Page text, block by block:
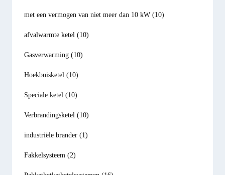
met een vermogen van niet meer dan 10 kW (10)
afvalwarmte ketel (10)
Gasverwarming (10)
Hoekbuisketel (10)
Speciale ketel (10)
Verbrandingsketel (10)
industriële brander (1)
Fakkelsysteem (2)